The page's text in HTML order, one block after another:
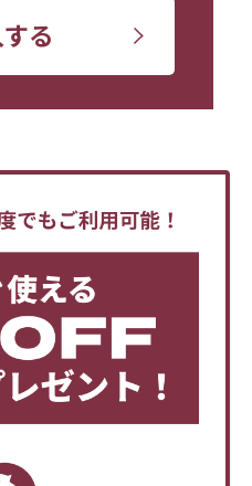
る